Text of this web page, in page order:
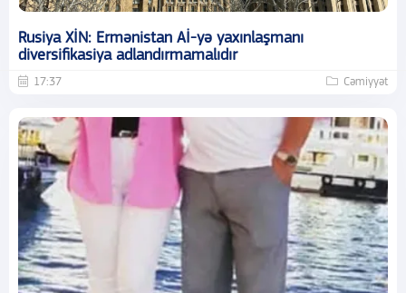
Rusiya XİN: Ermənistan Aİ-yə yaxınlaşmanı
diversifikasiya adlandırmamalıdır
17:37 Cəmiyyət